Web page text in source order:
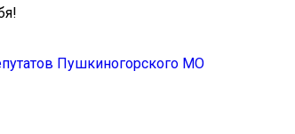
Пушкиногорского МО